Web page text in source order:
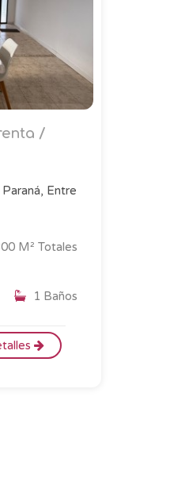
/
Entre
M² Totales
1 Baños